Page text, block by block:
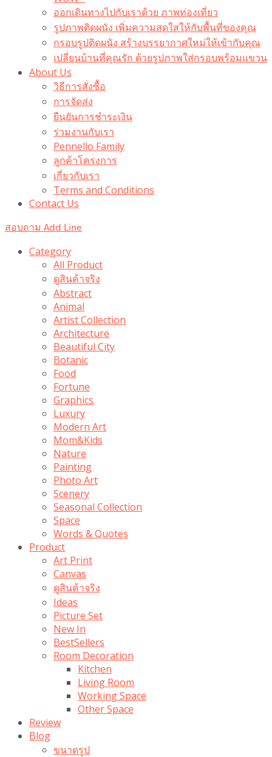
ออกเดินทางไปกับเราด้วย ภาพท่องเที่ยว
รูปภาพติดผนัง เพิ่มความสดใสให้กับพื้นที่ของคุณ
กรอบรูปติดผนัง สร้างบรรยากาศใหม่ให้เข้ากับคุณ
เปลี่ยนบ้านที่คุณรัก ด้วยรูปภาพใส่กรอบพร้อมแขวน​
About Us
วิธีการสั่งซื้อ
การจัดส่ง
ยืนยันการชำระเงิน
ร่วมงานกับเรา
Pennello Family
ลูกค้าโครงการ
เกี่ยวกับเรา
Terms and Conditions
Contact Us
สอบถาม Add Line
Category
All Product
ดูสินค้าจริง
Abstract
Animal
Artist Collection
Architecture
Beautiful City
Botanic
Food
Fortune
Graphics
Luxury
Modern Art
Mom&Kids
Nature
Painting
Photo Art
Scenery
Seasonal Collection
Space
Words & Quotes
Product
Art Print
Canvas
ดูสินค้าจริง
Ideas
Picture Set
New In
BestSellers
Room Decoration
Kitchen
Living Room
Working Space
Other Space
Review
Blog
ขนาดรูป